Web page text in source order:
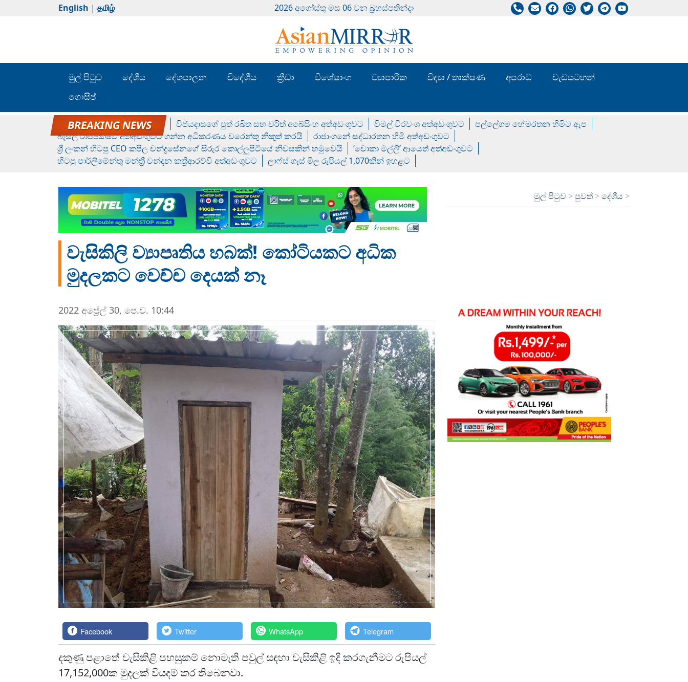
English | தமிழ் 2026 අගෝස්‍තු මස 06 වන බ්‍රහස්පතින්දා
මුල් පිටුව දේශීය දේශපාලන විදේශීය ක්‍රීඩා විශේෂාංග ව්‍යාපාරික විද්‍යා / තාක්ෂණ අපරාධ
වැඩසටහන්
ගොසිප්
රන් ගෙනා රුමේෂ්ගේ හෙල්ලය විජයදාසගේ පුත් රඛිත සහ චරිත් අබේසිංහ අත්අඩංගුවට විමල් වීරවංශ අත්අඩංගුවට
පල්ලේගම හේමරතන හිමිට ඇප
බැසිල් රාජපක්ෂව අත්අඩංගුවට ගන්න අධිකරණය වරෙන්තු නිකුත් කරයි
රාජාංගනේ සද්ධාරතන හිමි අත්අඩංගුවට
ශ්‍රී ලංකන් හිටපු CEO කපිල චන්ද්‍රසේනගේ සිරුර කොල්ලුපිටියේ නිවසකින් හමුවෙයි
‘චොකා මල්ලි’ ආයෙත් අත්අඩංගුවට
හිටපු පාර්ලිමේන්තු මන්ත්‍රී චන්දන කත්‍රිආරච්චි අත්අඩංගුවට
ලාෆ්ස් ගෑස් මිල රුපියල් 1,070කින් ඉහළට
වැසිකිලි ව්‍යාපෘතිය හබක්! කෝටියකට අධික
මුදලකට වෙච්ච දෙයක් නෑ
මුල් පිටුව >පුවත් >දේශීය >
2022 අප්‍රේල් 30, පෙ.ව. 10:44
Facebook Twitter WhatsApp Telegram
දකුණු පළාතේ වැසිකිළි පහසුකම් නොමැති පවුල් සඳහා වැසිකිළි ඉදි කරගැනීමට රුපියල්
17,152,000ක මුදලක් වියදම් කර තිබෙනවා.